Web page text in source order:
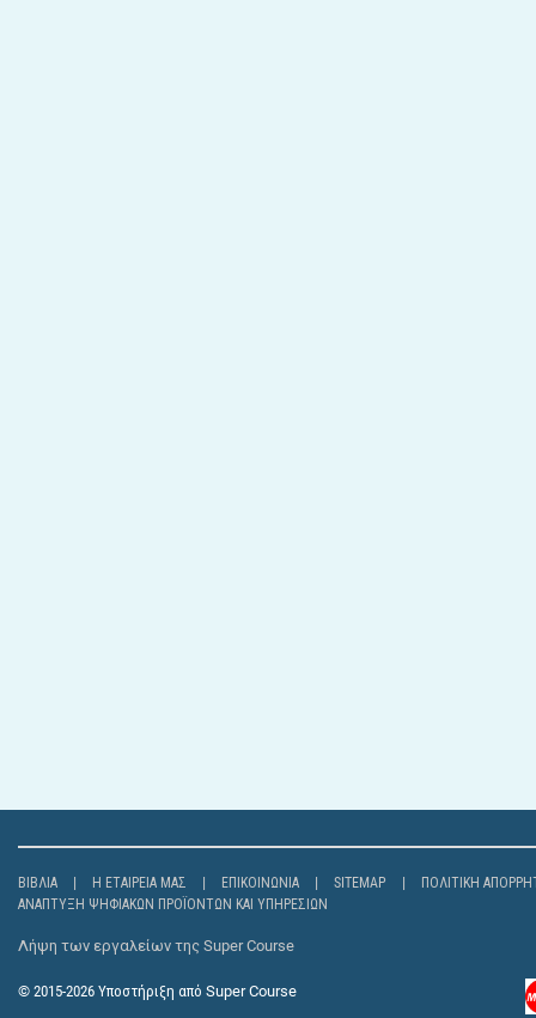
ΒΙΒΛΊΑ Η ΕΤΑΙΡΕΊΑ ΜΑΣ ΕΠΙΚΟΙΝΩΝΊΑ SITEMAP
ΠΟΛΙΤΙΚΉ
ΑΝΆΠΤΥΞΗ ΨΗΦΙΑΚΏΝ ΠΡΟΪΌΝΤΩΝ ΚΑΙ ΥΠΗΡΕΣΙΏΝ
Λήψη των εργαλείων της Super Course
© 2015-2026 Υποστήριξη από Super Course